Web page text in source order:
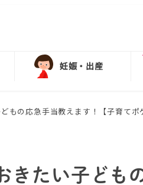
妊娠・出産
もの応急手当教えます！【子育てポ
きたい子ども